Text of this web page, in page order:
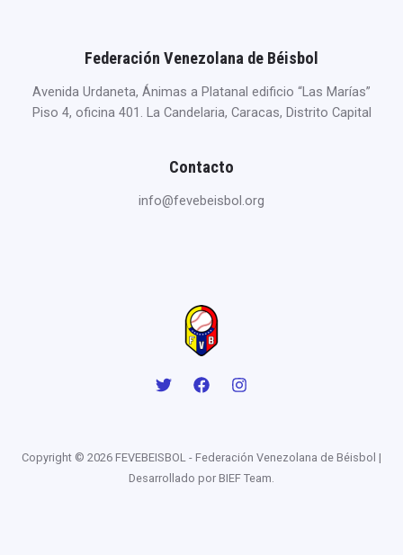
Federación Venezolana de Béisbol
Avenida Urdaneta, Ánimas a Platanal edificio “Las Marías”
Piso 4, oficina 401. La Candelaria, Caracas, Distrito Capital
Contacto
info@fevebeisbol.org
Copyright © 2026 FEVEBEISBOL - Federación Venezolana de Béisbol |
Desarrollado por BIEF Team.